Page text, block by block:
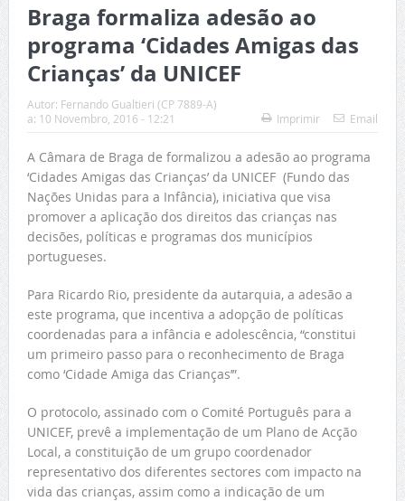
Braga formaliza adesão ao
programa ‘Cidades Amigas das
Crianças’ da UNICEF
Autor: Fernando Gualtieri (CP 7889-A)
a: 10 Novembro, 2016 - 12:21 Imprimir Email
A Câmara de Braga de formalizou a adesão ao programa
‘Cidades Amigas das Crianças’ da UNICEF (Fundo das
Nações Unidas para a Infância), iniciativa que visa
promover a aplicação dos direitos das crianças nas
decisões, políticas e programas dos municípios
portugueses.
Para Ricardo Rio, presidente da autarquia, a adesão a
este programa, que incentiva a adopção de políticas
coordenadas para a infância e adolescência, “constitui
um primeiro passo para o reconhecimento de Braga
como ‘Cidade Amiga das Crianças’”.
O protocolo, assinado com o Comité Português para a
UNICEF, prevê a implementação de um Plano de Acção
Local, a constituição de um grupo coordenador
representativo dos diferentes sectores com impacto na
vida das crianças, assim como a indicação de um